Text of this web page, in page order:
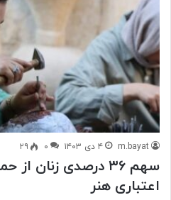
m.bayat ۴ دی ۱۴۰۳ ۰ ۲۹
سهم ۳۶ درصدی زنان
اعتباری هنر